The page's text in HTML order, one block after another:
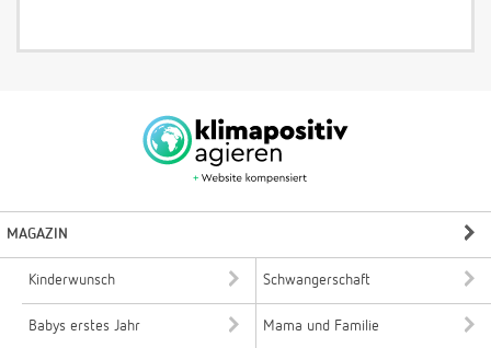
MAGAZIN
Kinderwunsch Schwangerschaft
Babys erstes Jahr Mama und Familie